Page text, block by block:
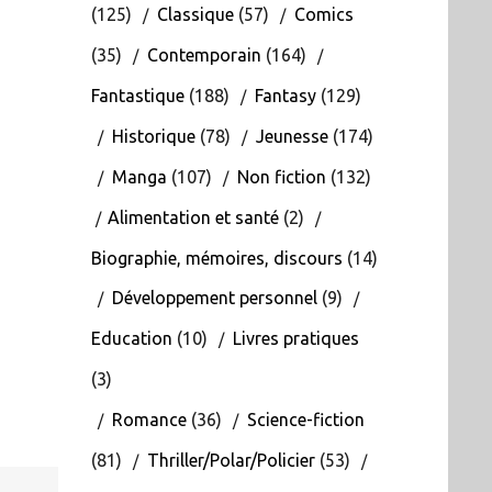
(125) Classique(57) Comics
(35) Contemporain (164)
Fantastique(188) Fantasy(129)
Historique(78) Jeunesse(174)
Manga (107) Non fiction (132)
Alimentation et santé(2)
Biographie, mémoires, discours (14)
Développement personnel(9)
Education (10) Livres pratiques
(3)
Romance(36) Science-fiction
(81) Thriller/Polar/Policier(53)